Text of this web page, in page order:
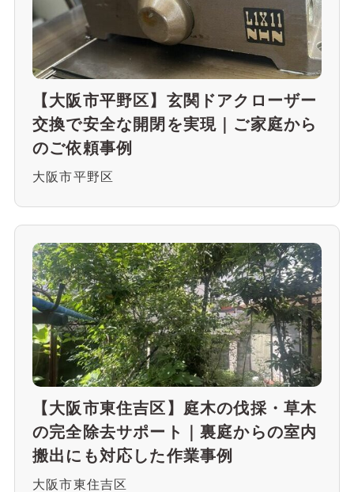
【大阪市平野区】玄関ドアクローザー
交換で安全な開閉を実現｜ご家庭から
のご依頼事例
大阪市平野区
【大阪市東住吉区】庭木の伐採・草木
の完全除去サポート｜裏庭からの室内
搬出にも対応した作業事例
大阪市東住吉区